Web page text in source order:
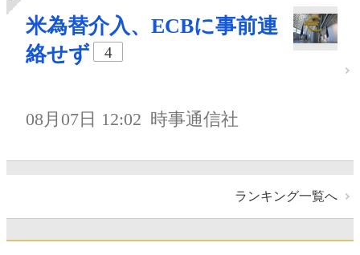
米為替介入、ECBに事前連
絡せず
4
08月07日 12:02 時事通信社
ランキング一覧へ